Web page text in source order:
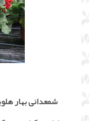
شمعدانی بهار